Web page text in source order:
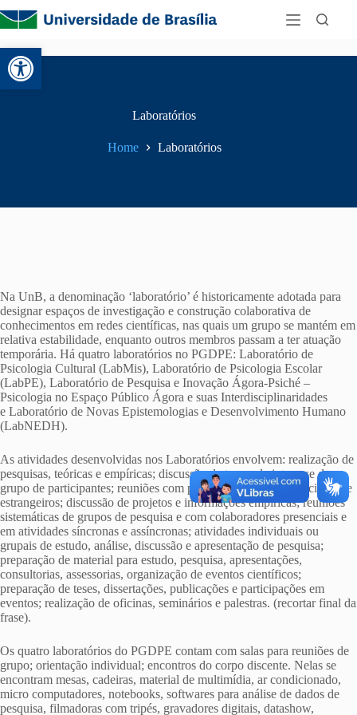
Abrir a barra de ferramentas
Laboratórios
Home Laboratórios
Na UnB, a denominação ‘laboratório’ é historicamente adotada para
designar espaços de investigação e construção colaborativa de
conhecimentos em redes científicas, nas quais um grupo se mantém em
relativa estabilidade, enquanto outros membros passam a ter atuação
temporária. Há quatro laboratórios no PGDPE: Laboratório de
Psicologia Cultural (LabMis), Laboratório de Psicologia Escolar
(LabPE), Laboratório de Pesquisa e Inovação Ágora-Psiché –
Psicologia no Espaço Público Ágora e suas Interdisciplinaridades
e Laboratório de Novas Epistemologias e Desenvolvimento Humano
(LabNEDH).
As atividades desenvolvidas nos Laboratórios envolvem: realização de
pesquisas, teóricas e empíricas; discussão de temas de interesse do
grupo de participantes; reuniões com professores visitantes nacionais e
estrangeiros; discussão de projetos e informações empíricas; reuniões
sistemáticas de grupos de pesquisa e com colaboradores presenciais e
em atividades síncronas e assíncronas; atividades individuais ou
grupais de estudo, análise, discussão e apresentação de pesquisa;
preparação de material para estudo, pesquisa, apresentações,
consultorias, assessorias, organização de eventos científicos;
preparação de teses, dissertações, publicações e participações em
eventos; realização de oficinas, seminários e palestras. (recortar final da
frase).
Os quatro laboratórios do PGDPE contam com salas para reuniões de
grupo; orientação individual; encontros do corpo discente. Nelas se
encontram mesas, cadeiras, material de multimídia, ar condicionado,
micro computadores, notebooks, softwares para análise de dados de
pesquisa, filmadoras com tripés, gravadores digitais, datashow,